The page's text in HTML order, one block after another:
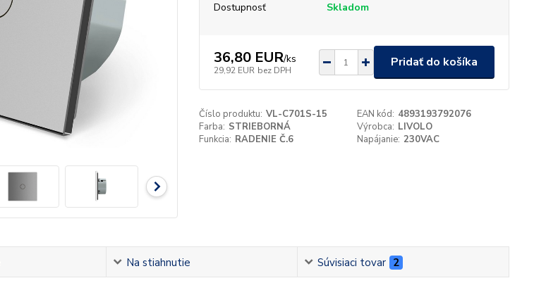
Dostupnosť Skladom
36,80 EUR/ks
29,92 EUR bez DPH
Pridať do košíka
Číslo produktu: VL-C701S-15 EAN kód: 4893193792076
Farba: STRIEBORNÁ Výrobca: LIVOLO
Funkcia: RADENIE Č.6 Napájanie: 230VAC
Na stiahnutie Súvisiaci tovar 2